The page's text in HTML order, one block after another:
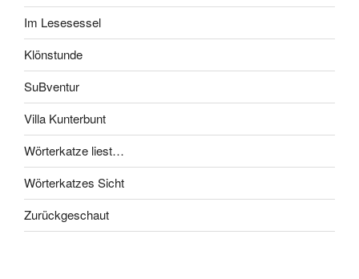
Im Lesesessel
Klönstunde
SuBventur
Villa Kunterbunt
Wörterkatze liest…
Wörterkatzes Sicht
Zurückgeschaut